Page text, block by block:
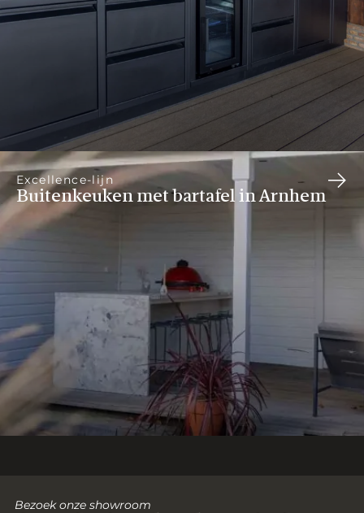
Excellence-lijn
Buitenkeuken met bartafel in Arnhem
Bezoek onze showroom